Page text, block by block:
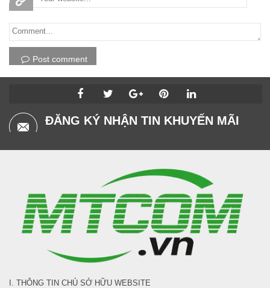
Post comment
ĐĂNG KÝ NHẬN TIN KHUYẾN MÃI
I. THÔNG TIN CHỦ SỞ HỮU WEBSITE